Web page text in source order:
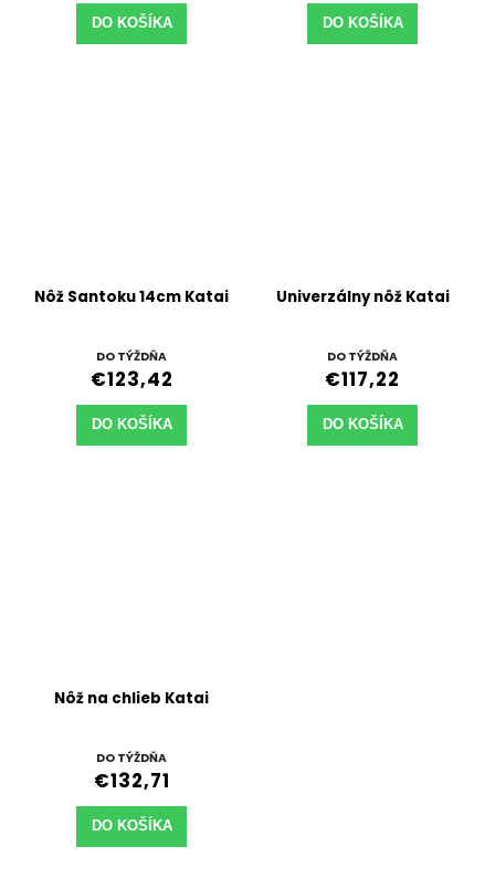
DO KOŠÍKA DO KOŠÍKA
Nôž Santoku 14cm Katai
DO TÝŽDŇA
€123,42
DO KOŠÍKA
Univerzálny nôž Katai
DO TÝŽDŇA
€117,22
DO KOŠÍKA
Nôž na chlieb Katai
DO TÝŽDŇA
€132,71
DO KOŠÍKA